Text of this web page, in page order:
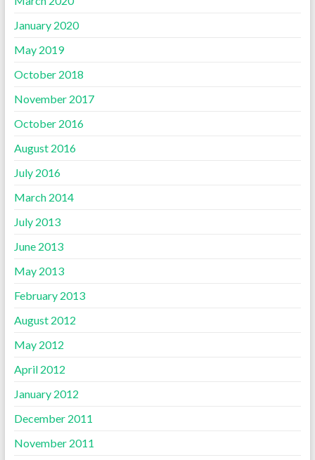
January 2020
May 2019
October 2018
November 2017
October 2016
August 2016
July 2016
March 2014
July 2013
June 2013
May 2013
February 2013
August 2012
May 2012
April 2012
January 2012
December 2011
November 2011